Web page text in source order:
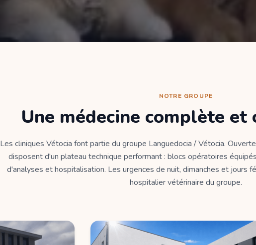
NOTRE GROUPE
Une médecine complète et
Les cliniques Vétocia font partie du groupe Languedocia / Vétocia.
disposent d'un plateau technique performant : blocs opératoires
d'analyses et hospitalisation. Les urgences de nuit, dimanches et jours
hospitalier vétérinaire du groupe.